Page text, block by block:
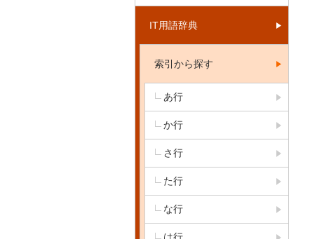
IT用語辞典
索引から探す
あ行
か行
さ行
た行
な行